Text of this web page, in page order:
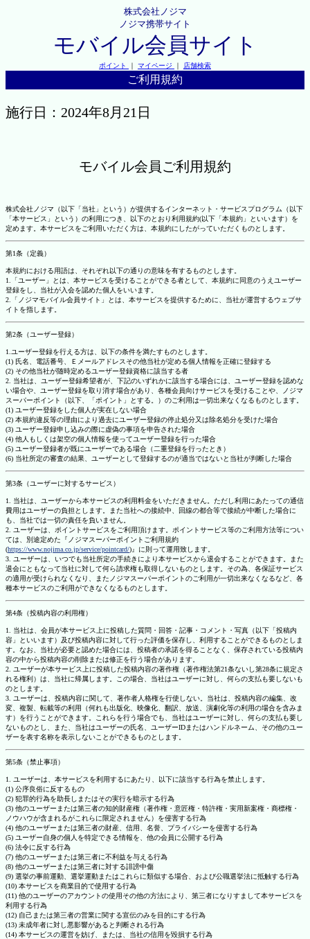
株式会社ノジマ
ノジマ携帯サイト
モバイル会員サイト
ポイント ｜ マイページ ｜ 店舗検索
ご利用規約
施行日：2024年8月21日
モバイル会員ご利用規約
株式会社ノジマ（以下「当社」という）が提供するインターネット・サービスプログラム（以下
「本サービス」という）の利用につき、以下のとおり利用規約(以下「本規約」といいます）を
定めます。本サービスをご利用いただく方は、本規約にしたがっていただくものとします。
第1条（定義）
本規約における用語は、それぞれ以下の通りの意味を有するものとします。
1.「ユーザー」とは、本サービスを受けることができる者として、本規約に同意のうえユーザー
登録をし、当社が入会を認めた個人をいいます。
2.「ノジマモバイル会員サイト」とは、本サービスを提供するために、当社が運営するウェブサ
イトを指します。
第2条（ユーザー登録）
1.ユーザー登録を行える方は、以下の条件を満たすものとします。
(1) 氏名、電話番号、Ｅメールアドレスその他当社が定める個人情報を正確に登録する
(2) その他当社が随時定めるユーザー登録資格に該当する者
2. 当社は、ユーザー登録希望者が、下記のいずれかに該当する場合には、ユーザー登録を認めな
い場合や、ユーザー登録を取り消す場合があり、各種会員向けサービスを受けることや、ノジマ
スーパーポイント（以下、「ポイント」とする。）のご利用は一切出来なくなるものとします。
(1) ユーザー登録をした個人が実在しない場合
(2) 本規約違反等の理由により過去にユーザー登録の停止処分又は除名処分を受けた場合
(3) ユーザー登録申し込みの際に虚偽の事項を申告された場合
(4) 他人もしくは架空の個人情報を使ってユーザー登録を行った場合
(5) ユーザー登録者が既にユーザーである場合（二重登録を行ったとき）
(6) 当社所定の審査の結果、ユーザーとして登録するのが適当ではないと当社が判断した場合
第3条（ユーザーに対するサービス）
1. 当社は、ユーザーから本サービスの利用料金をいただきません。ただし利用にあたっての通信
費用はユーザーの負担とします。また当社への接続中、回線の都合等で接続が中断した場合に
も、当社では一切の責任を負いません。
2. ユーザーは、ポイントサービスをご利用頂けます。ポイントサービス等のご利用方法等につい
ては、別途定めた『ノジマスーパーポイントご利用規約
(https://www.nojima.co.jp/service/pointcard/)』に則って運用致します。
3. ユーザーは、いつでも当社所定の手続きにより本サービスから退会することができます。また
退会にともなって当社に対して何ら請求権も取得しないものとします。その為、各保証サービス
の適用が受けられなくなり、またノジマスーパーポイントのご利用が一切出来なくなるなど、各
種本サービスのご利用ができなくなるものとします。
第4条（投稿内容の利用権）
1. 当社は、会員が本サービス上に投稿した質問・回答・記事・コメント・写真（以下「投稿内
容」といいます）及び投稿内容に対して行った評価を保存し、利用することができるものとしま
す。なお、当社が必要と認めた場合には、投稿者の承諾を得ることなく、保存されている投稿内
容の中から投稿内容の削除または修正を行う場合があります。
2. ユーザーが本サービス上に投稿した投稿内容の著作権（著作権法第21条ないし第28条に規定さ
れる権利）は、当社に帰属します。この場合、当社はユーザーに対し、何らの支払も要しないも
のとします。
3. ユーザーは、投稿内容に関して、著作者人格権を行使しない。当社は、投稿内容の編集、改
変、複製、転載等の利用（何れも出版化、映像化、翻訳、放送、演劇化等の利用の場合を含みま
す）を行うことができます。これらを行う場合でも、当社はユーザーに対し、何らの支払も要し
ないものとし、また、当社はユーザーの氏名、ユーザーIDまたはハンドルネーム、その他のユー
ザーを表す名称を表示しないことができるものとします。
第5条（禁止事項）
1. ユーザーは、本サービスを利用するにあたり、以下に該当する行為を禁止します。
(1) 公序良俗に反するもの
(2) 犯罪的行為を助長しまたはその実行を暗示する行為
(3) 他のユーザーまたは第三者の知的財産権（著作権・意匠権・特許権・実用新案権・商標権・
ノウハウが含まれるがこれらに限定されません）を侵害する行為
(4) 他のユーザーまたは第三者の財産、信用、名誉、プライバシーを侵害する行為
(5) ユーザー自身の個人を特定できる情報を、他の会員に公開する行為
(6) 法令に反する行為
(7) 他のユーザーまたは第三者に不利益を与える行為
(8) 他のユーザーまたは第三者に対する誹謗中傷
(9) 選挙の事前運動、選挙運動またはこれらに類似する場合、および公職選挙法に抵触する行為
(10) 本サービスを商業目的で使用する行為
(11) 他のユーザーのアカウントの使用その他の方法により、第三者になりすまして本サービスを
利用する行為
(12) 自己または第三者の営業に関する宣伝のみを目的にする行為
(13) 未成年者に対し悪影響があると判断される行為
(14) 本サービスの運営を妨げ、または、当社の信用を毀損する行為